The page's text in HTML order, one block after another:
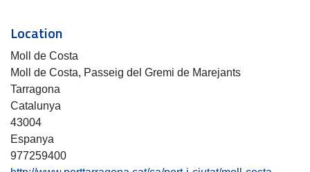
Location
Moll de Costa
Moll de Costa, Passeig del Gremi de Marejants
Tarragona
Catalunya
43004
Espanya
977259400